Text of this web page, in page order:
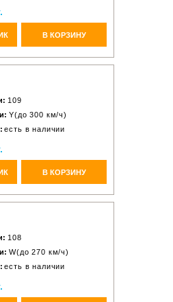
В КОРЗИНУ
109
Y(до 300 км/ч)
есть в наличии
В КОРЗИНУ
108
W(до 270 км/ч)
есть в наличии